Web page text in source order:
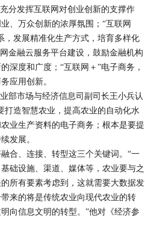
分发挥互联网对创业创新的支撑作
、万众创新的浓厚氛围；“互联网
，发展精准化生产方式，培育多样化
金融云服务平台建设，鼓励金融机构
深度和广度；“互联网＋”电子商务，
应用创新。
市场与经济信息司副司长王小兵认
打造智慧农业，提高农业的自动化水
业生产资料的电子商务；根本是要提
发展。
、连接、转型这三个关键词。“一
础设施、渠道、媒体等，农业要与之
所有要素考虑到，这就需要大数据发
来的将是传统农业向现代农业的转
向信息文明的转型。”他对《经济参